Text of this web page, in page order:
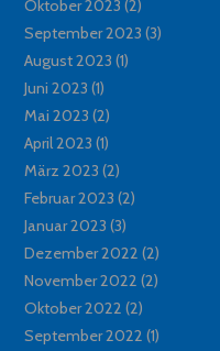
Oktober 2023 (2)
September 2023 (3)
August 2023 (1)
Juni 2023 (1)
Mai 2023 (2)
April 2023 (1)
März 2023 (2)
Februar 2023 (2)
Januar 2023 (3)
Dezember 2022 (2)
November 2022 (2)
Oktober 2022 (2)
September 2022 (1)